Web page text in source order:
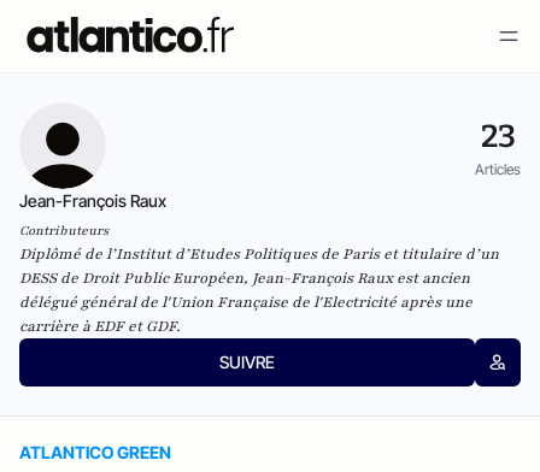
23
Articles
Jean-François Raux
Contributeurs
Diplômé de l’Institut d’Etudes Politiques de Paris et titulaire d’un
DESS de Droit Public Européen, Jean-François Raux est ancien
délégué général de l'Union Française de l'Electricité après une
carrière à EDF et GDF.
SUIVRE
ATLANTICO GREEN